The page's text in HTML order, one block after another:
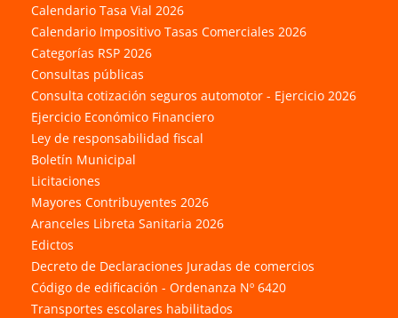
Calendario Tasa Vial 2026
Calendario Impositivo Tasas Comerciales 2026
Categorías RSP 2026
Consultas públicas
Consulta cotización seguros automotor - Ejercicio 2026
Ejercicio Económico Financiero
Ley de responsabilidad fiscal
Boletín Municipal
Licitaciones
Mayores Contribuyentes 2026
Aranceles Libreta Sanitaria 2026
Edictos
Decreto de Declaraciones Juradas de comercios
Código de edificación - Ordenanza Nº 6420
Transportes escolares habilitados